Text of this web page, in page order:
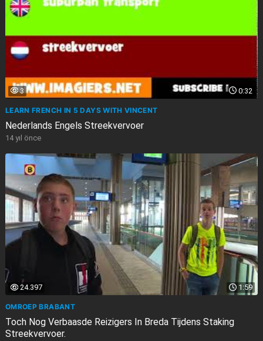
0:32
3
LEARN FRENCH IN 5 DAYS WITH VINCENT
Nederlands Engels Streekvervoer
14 yıl önce
1:59
24.397
OMROEP BRABANT
Toch Nog Verbaasde Reizigers In Breda Tijdens Staking
Streekvervoer.